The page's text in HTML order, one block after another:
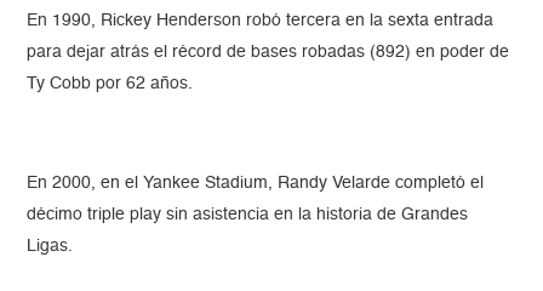
En 1990, Rickey Henderson robó tercera en la sexta entrada
para dejar atrás el récord de bases robadas (892) en poder de
Ty Cobb por 62 años.
En 2000, en el Yankee Stadium, Randy Velarde completó el
décimo triple play sin asistencia en la historia de Grandes
Ligas.